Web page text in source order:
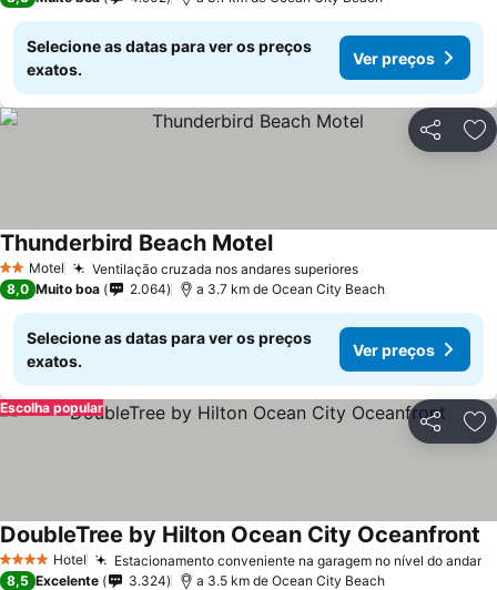
Selecione as datas para ver os preços
exatos.
Ver preços
Partilhar
2 Estrelas
Motel Ventilação cruzada nos andares superioresVer preços
Thunderbird Beach MotelVer preços
8,0 Muito boa 2.064 a 3.7 km de Ocean City Beach
Selecione as datas para ver os preços
exatos.
Ver preços
Partilhar
Escolha popular
4 EstrelasHotel Estacionamento conveniente na garagem no nível do andar
DoubleTree by Hilton Ocean City Oceanfront
8,5 Excelente 3.324 a 3.5 km de Ocean City Beach